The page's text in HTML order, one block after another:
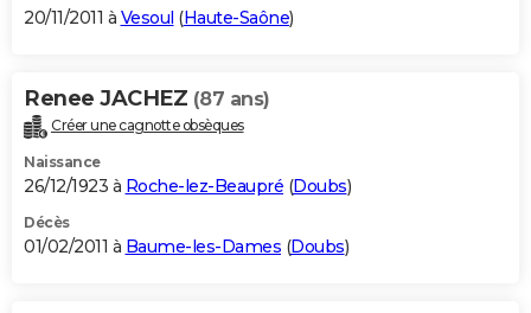
20/11/2011 à Vesoul (Haute-Saône)
Renee JACHEZ (87 ans)
Créer une cagnotte obsèques
Naissance
26/12/1923 à Roche-lez-Beaupré (Doubs)
Décès
01/02/2011 à Baume-les-Dames (Doubs)